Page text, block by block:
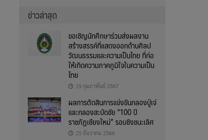
ข่าวล่าสุด
ขอเชิญนักศึกษาร่วมส่งผลงาน
สร้างสรรค์ที่แสดงออกด้านศิลป
วัฒนธรรมและความเป็นไทย ที่ก่อ
ให้เกิดความภาคภูมิใจในความเป็น
ไทย
19 กุมภาพันธ์ 2567
ผลการตัดสินการแข่งขันกลองปู่เจ่
และกลองสะบัดชัย “100 ปี
ราชภัฏเชียงใหม่” รอบชิงชนะเลิศ
25 ธันวาคม 2566